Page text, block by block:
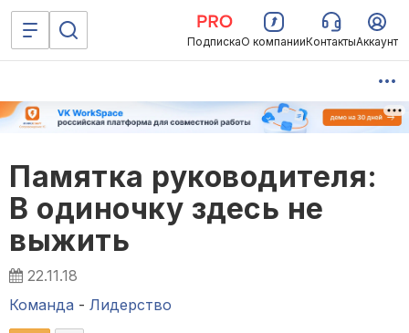
ПодпискаО компанииКонтактыАккаунт
Памятка руководителя:
В одиночку здесь не
выжить
22.11.18
Команда - Лидерство